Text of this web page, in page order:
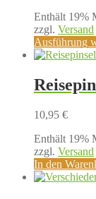
Enthält 19%
zzgl. Versand
Ausführung
10,95 €
Enthält 19%
zzgl. Versand
In den